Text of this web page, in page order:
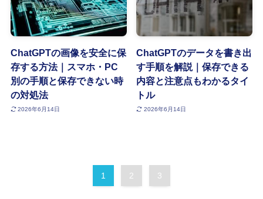
ChatGPTの画像を安全に保
存する方法｜スマホ・PC
別の手順と保存できない時
の対処法
2026年6月14日
ChatGPTのデータを書き出
す手順を解説｜保存できる
内容と注意点もわかるタイ
トル
2026年6月14日
1 2 3